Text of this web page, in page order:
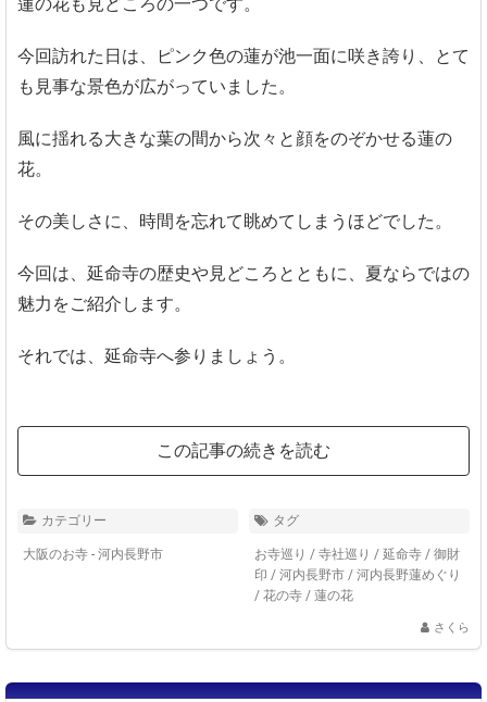
今回訪れた日は、ピンク色の蓮が池一面に咲き誇り、とて
も見事な景色が広がっていました。
風に揺れる大きな葉の間から次々と顔をのぞかせる蓮の
花。
その美しさに、時間を忘れて眺めてしまうほどでした。
今回は、延命寺の歴史や見どころとともに、夏ならではの
魅力をご紹介します。
それでは、延命寺へ参りましょう。
この記事の続きを読む
カテゴリー
大阪のお寺 - 河内長野市
タグ
お寺巡り / 寺社巡り / 延命寺 / 御財
印 / 河内長野市 / 河内長野蓮めぐり
/ 花の寺 / 蓮の花
さくら